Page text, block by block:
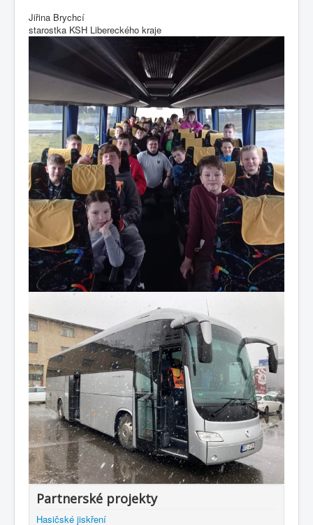
Jiřina Brychcí
starostka KSH Libereckého kraje
Partnerské projekty
Hasičské jiskření